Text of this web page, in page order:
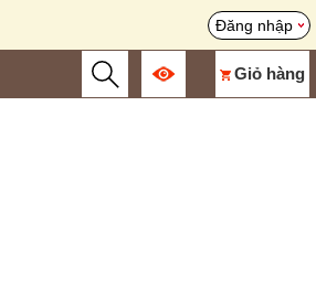
Đăng nhập
Giỏ hàng